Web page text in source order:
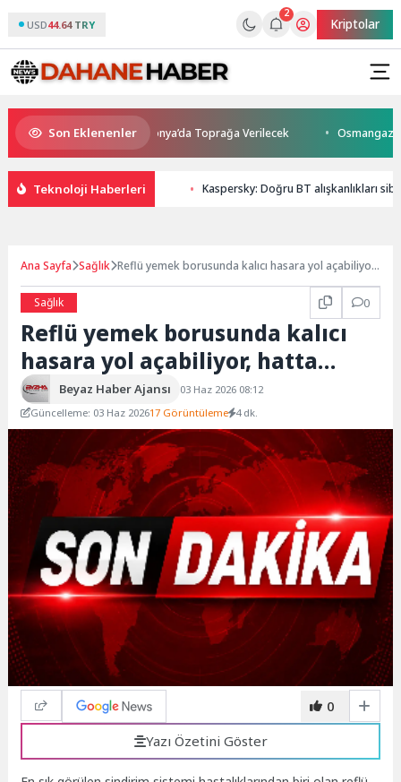
USD44.64 TRY
2
Kriptolar
Son Eklenenler
Kaybetti: Kuzey Makedonya’da Toprağa Verilecek Osmangazi’de
Teknoloji Haberleri Kaspersky: Doğru BT alışkanlıkları
Ana Sayfa Sağlık Reflü yemek borusunda kalıcı hasara yol açabiliyor,
Sağlık
0
Reflü yemek borusunda kalıcı
hasara yol açabiliyor, hatta…
Beyaz Haber Ajansı
03 Haz 2026 08:12
Güncelleme: 03 Haz 202617 Görüntüleme 4 dk.
0
Yazı Özetini Göster